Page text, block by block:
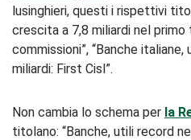
lusinghieri, questi i rispettivi
crescita a 7,8 miliardi nel
commissioni”, “Banche
miliardi: First Cisl”.
Non cambia lo schema per la
titolano: “Banche, utili record